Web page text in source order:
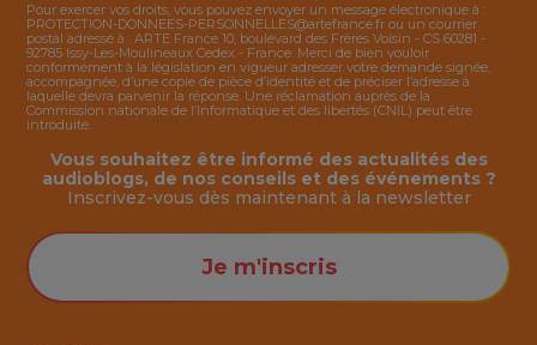
Pour exercer vos droits, vous pouvez envoyer un message électronique à :
PROTECTION-DONNEES-PERSONNELLES@artefrance.fr ou un courrier
postal adressé à : ARTE France 10, boulevard des Frères Voisin - CS 60281 -
92785 Issy-Les-Moulineaux Cedex - France. Merci de bien vouloir
conformément à la législation en vigueur adresser votre demande signée,
accompagnée, d’une copie de pièce d’identité et de préciser l’adresse à
laquelle devra parvenir la réponse. Une réclamation auprès de la
Commission nationale de l’Informatique et des libertés (CNIL) peut être
introduite.
Vous souhaitez être informé des actualités des
audioblogs, de nos conseils et des événements ?
Inscrivez-vous dès maintenant à la newsletter
Je m'inscris